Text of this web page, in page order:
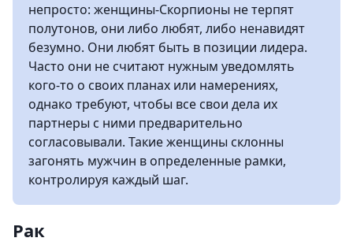
непросто: женщины-Скорпионы не терпят
полутонов, они либо любят, либо ненавидят
безумно. Они любят быть в позиции лидера.
Часто они не считают нужным уведомлять
кого-то о своих планах или намерениях,
однако требуют, чтобы все свои дела их
партнеры с ними предварительно
согласовывали. Такие женщины склонны
загонять мужчин в определенные рамки,
контролируя каждый шаг.
Рак